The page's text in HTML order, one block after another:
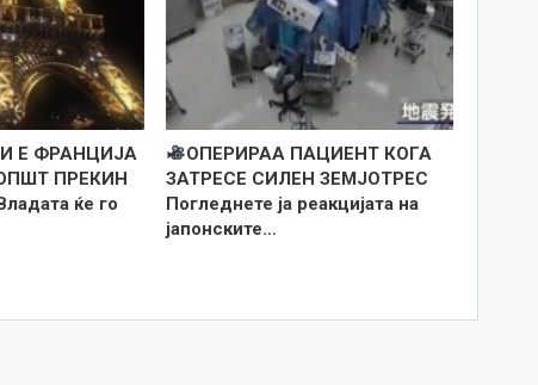
Е ФРАНЦИЈА
ПРЕКИН
ќе го
ОПЕРИРАА ПАЦИЕНТ КОГА
ЗАТРЕСЕ СИЛЕН ЗЕМЈОТРЕС
Погледнете ја реакцијата на
јапонските…